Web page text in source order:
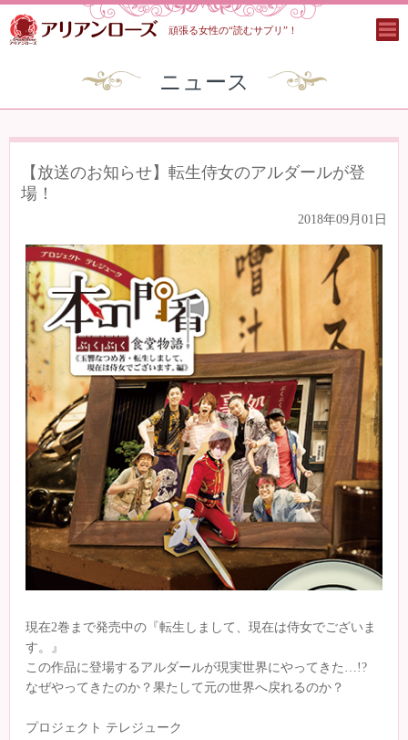
頑張る女性の“読むサプリ”！
ニュース
【放送のお知らせ】転生侍女のアルダールが登
場！
2018年09月01日
現在2巻まで発売中の『転生しまして、現在は侍女でございま
す。』
この作品に登場するアルダールが現実世界にやってきた…!?
なぜやってきたのか？果たして元の世界へ戻れるのか？
プロジェクト テレジューク